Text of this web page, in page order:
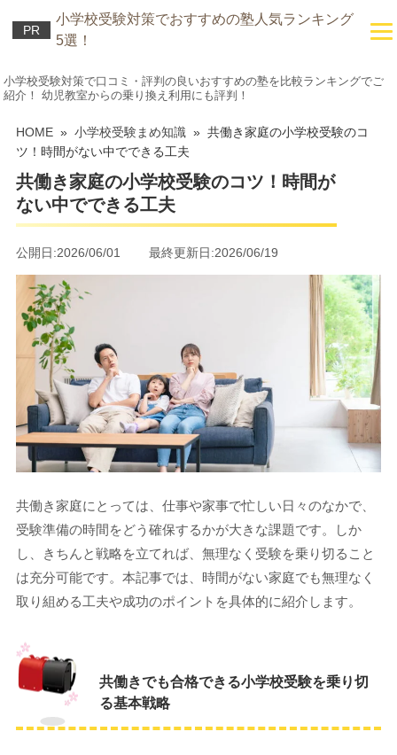
PR
小学校受験対策でおすすめの塾人気ランキング
5選！
小学校受験対策で口コミ・評判の良いおすすめの塾を比較ランキングでご
紹介！ 幼児教室からの乗り換え利用にも評判！
HOME» 小学校受験まめ知識» 共働き家庭の小学校受験のコ
ツ！時間がない中でできる工夫
共働き家庭の小学校受験のコツ！時間が
ない中でできる工夫
公開日:2026/06/01 最終更新日:2026/06/19
共働き家庭にとっては、仕事や家事で忙しい日々のなかで、
受験準備の時間をどう確保するかが大きな課題です。しか
し、きちんと戦略を立てれば、無理なく受験を乗り切ること
は充分可能です。本記事では、時間がない家庭でも無理なく
取り組める工夫や成功のポイントを具体的に紹介します。
共働きでも合格できる小学校受験を乗り切
る基本戦略